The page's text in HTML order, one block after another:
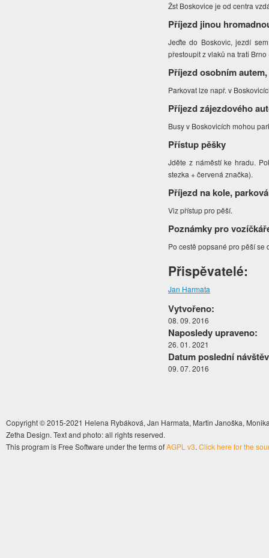
Žst Boskovice je od centra
Příjezd jinou
Jeďte do Boskovic, jezdí
přestoupit z vlaků na trati
Příjezd osobním
Parkovat lze např. v
Příjezd zájezdového
Busy v Boskovicích mohou
Přístup pěšky
Jděte z náměstí ke hradu.
stezka + červená značka).
Příjezd na kole,
Viz přístup pro pěší.
Poznámky pro
Po cestě popsané pro pěší
Přispěvatelé:
Jan Harmata
Vytvořeno:
08. 09. 2016
Naposledy upraveno:
26. 01. 2021
Datum poslední
09. 07. 2016
Copyright © 2015-2021 Helena Rybáková, Jan Harmata, Martin Janoška,
Zetha Design. Text and photo: all rights reserved.
This program is Free Software under the terms ofAGPL v3. Click here for the